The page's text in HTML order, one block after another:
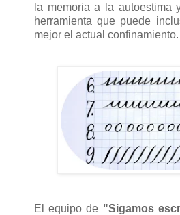
la memoria a la autoestima
herramienta que puede
mejor el actual confinamiento.
El equipo de "Sigamos